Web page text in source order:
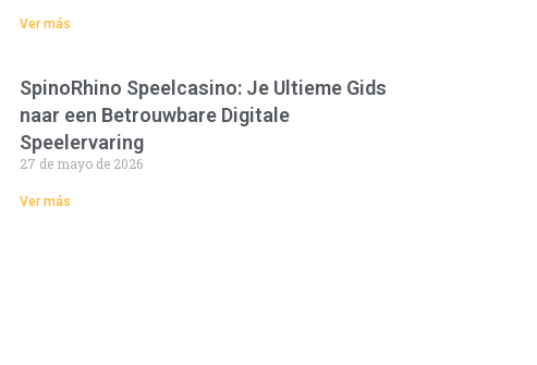
Ver más
SpinoRhino Speelcasino: Je Ultieme Gids
naar een Betrouwbare Digitale
Speelervaring
27 de mayo de 2026
Ver más